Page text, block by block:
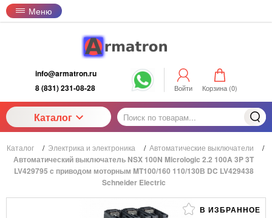
Меню
info@armatron.ru
8 (831) 231-08-28
Войти Корзина (0)
Каталог
Каталог / Электрика и электроника / Автоматические выключатели /
Автоматический выключатель NSX 100N Micrologic 2.2 100A 3P 3T
LV429795 c приводом моторным MT100/160 110/130В DC LV429438
Schneider Electric
В ИЗБРАННОЕ